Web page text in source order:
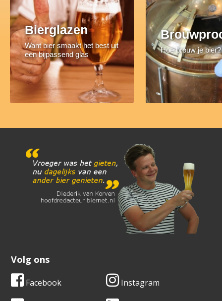
Bierglazen
Want bier smaakt het best uit
een bijpassend glas
Hoe brouw je bier?
Volg ons
Facebook Instagram